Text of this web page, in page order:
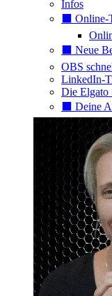
Infos
⬛️
⬛️ Neue
OBS
LinkedIn-
Die Elgato
⬛️ Deine